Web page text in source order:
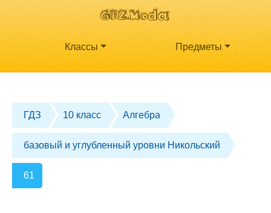
Классы Предметы
ГДЗ 10 класс Алгебра
базовый и углубленный уровни Никольский
61